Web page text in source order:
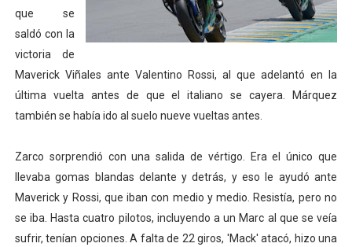
Mundial de piragüismo slalom 2026 (Oklahoma City,
Tour de Francia masculino 2026 - Tadej Pogacar
Mundial de Fórmula 1 2026 - Lando Norris consigue
Tour de Francia femenino 2026 - Etapa 6
que se
saldó con la
victoria de
Maverick Viñales ante Valentino Rossi, al que adelantó en la
última vuelta antes de que el italiano se cayera. Márquez
también se había ido al suelo nueve vueltas antes.
Zarco sorprendió con una salida de vértigo. Era el único que
llevaba gomas blandas delante y detrás, y eso le ayudó ante
Maverick y Rossi, que iban con medio y medio. Resistía, pero no
se iba. Hasta cuatro pilotos, incluyendo a un Marc al que se veía
sufrir, tenían opciones. A falta de 22 giros, 'Mack' atacó, hizo una